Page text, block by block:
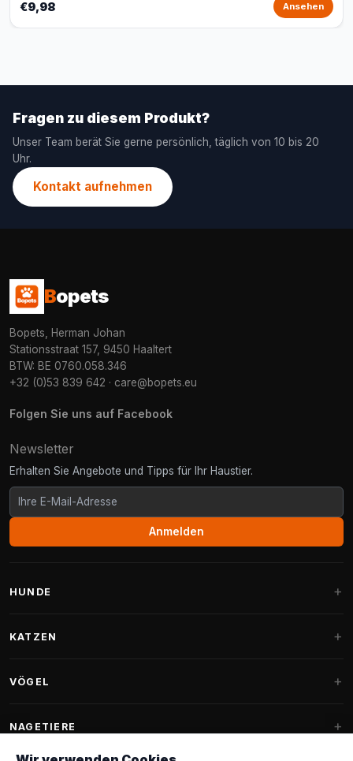
€9,98 Ansehen
Fragen zu diesem Produkt?
Unser Team berät Sie gerne persönlich, täglich von 10 bis 20
Uhr.
Kontakt aufnehmen
Bopets
Bopets, Herman Johan
Stationsstraat 157, 9450 Haaltert
BTW: BE 0760.058.346
+32 (0)53 839 642 · care@bopets.eu
Folgen Sie uns auf Facebook
Newsletter
Erhalten Sie Angebote und Tipps für Ihr Haustier.
Anmelden
HUNDE
Fantail Hundebetten
KATZEN
Kratzbäume
Kratzbäume für Maine Coon
VÖGEL
NAGETIERE